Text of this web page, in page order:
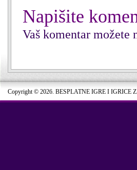
Napišite
Vaš komentar možete
Copyright © 2026. BESPLATNE IGRE I IGRICE